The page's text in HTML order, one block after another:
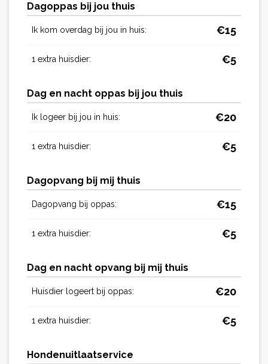
Dagoppas bij jou thuis
Ik kom overdag bij jou in huis: €15
1 extra huisdier: €5
Dag en nacht oppas bij jou thuis
Ik logeer bij jou in huis: €20
1 extra huisdier: €5
Dagopvang bij mij thuis
Dagopvang bij oppas: €15
1 extra huisdier: €5
Dag en nacht opvang bij mij thuis
Huisdier logeert bij oppas: €20
1 extra huisdier: €5
Hondenuitlaatservice